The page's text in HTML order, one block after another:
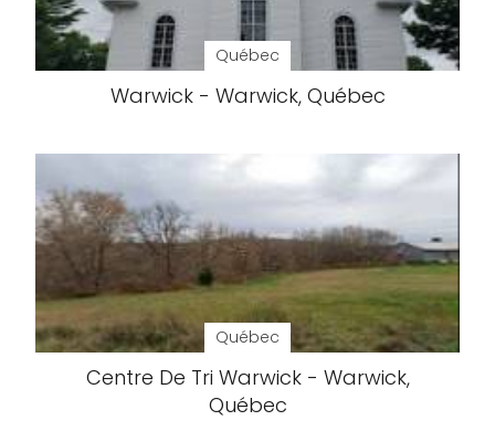
Québec
Warwick - Warwick, Québec
Québec
Centre De Tri Warwick - Warwick,
Québec